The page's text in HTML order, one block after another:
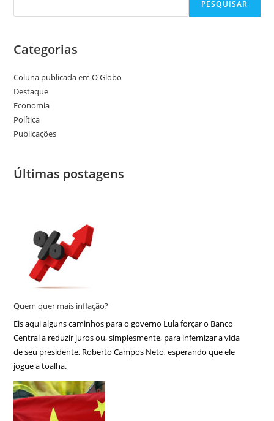
PESQUISAR
Categorias
Coluna publicada em O Globo
Destaque
Economia
Política
Publicações
Últimas postagens
Quem quer mais inflação?
Eis aqui alguns caminhos para o governo Lula forçar o Banco
Central a reduzir juros ou, simplesmente, para infernizar a vida
de seu presidente, Roberto Campos Neto, esperando que ele
jogue a toalha.